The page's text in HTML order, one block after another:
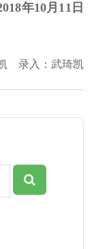
年10月11日
录入：武琦凯